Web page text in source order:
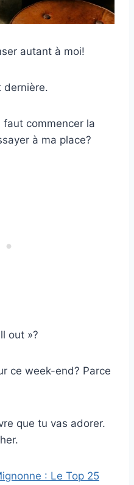
autant à moi!
dernière.
faut commencer la
à ma place?
out »?
ce week-end? Parce
que tu vas adorer.
: Le Top 25